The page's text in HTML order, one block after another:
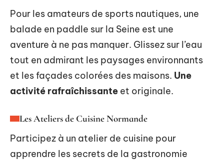
Pour les amateurs de sports nautiques, une
balade en paddle sur la Seine est une
aventure à ne pas manquer. Glissez sur l’eau
tout en admirant les paysages environnants
et les façades colorées des maisons. Une
activité rafraîchissante et originale.
Les Ateliers de Cuisine Normande
Participez à un atelier de cuisine pour
apprendre les secrets de la gastronomie